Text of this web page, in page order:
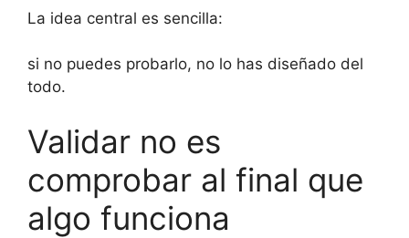
La idea central es sencilla:
si no puedes probarlo, no lo has diseñado del
todo.
Validar no es
comprobar al final que
algo funciona